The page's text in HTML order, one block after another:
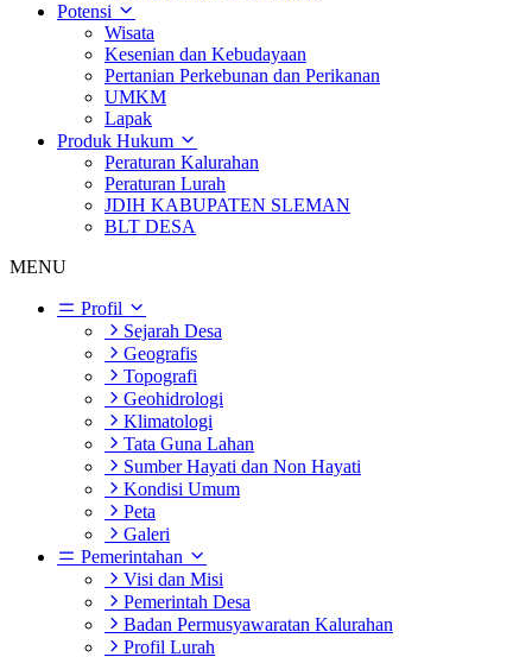
Potensi
Wisata
Kesenian dan Kebudayaan
Pertanian Perkebunan dan Perikanan
UMKM
Lapak
Produk Hukum
Peraturan Kalurahan
Peraturan Lurah
JDIH KABUPATEN SLEMAN
BLT DESA
MENU
Profil
Sejarah Desa
Geografis
Topografi
Geohidrologi
Klimatologi
Tata Guna Lahan
Sumber Hayati dan Non Hayati
Kondisi Umum
Peta
Galeri
Pemerintahan
Visi dan Misi
Pemerintah Desa
Badan Permusyawaratan Kalurahan
Profil Lurah